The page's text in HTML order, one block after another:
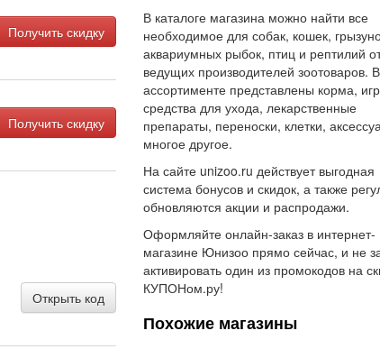
Получить скидку
Получить скидку
Открыть код
В каталоге магазина можно найти все
необходимое для собак, кошек,
аквариумных рыбок, птиц и рептилий
ведущих производителей зоотоваров. В
ассортименте представлены корма,
средства для ухода, лекарственные
препараты, переноски, клетки,
многое другое.
На сайте unizoo.ru действует выгодная
система бонусов и скидок, а также
обновляются акции и распродажи.
Оформляйте онлайн-заказ в интернет-
магазине Юнизоо прямо сейчас, и не
активировать один из промокодов на
КУПОНом.ру!
Похожие магазины